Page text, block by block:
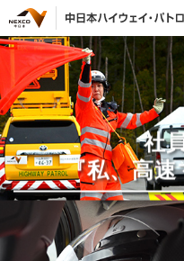
社
『私、高